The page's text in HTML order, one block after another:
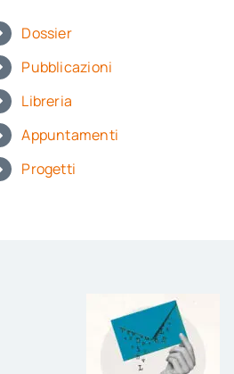
Dossier
Pubblicazioni
Libreria
Appuntamenti
Progetti